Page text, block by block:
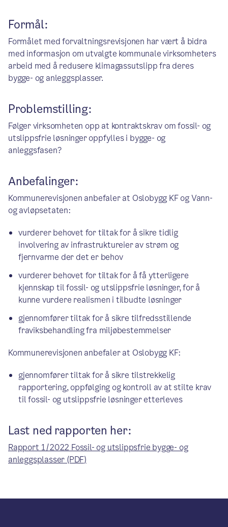
Formål:
Formålet med forvaltningsrevisjonen har vært å bidra
med informasjon om utvalgte kommunale virksomheters
arbeid med å redusere klimagassutslipp fra deres
bygge- og anleggsplasser.
Problemstilling:
Følger virksomheten opp at kontraktskrav om fossil- og
utslippsfrie løsninger oppfylles i bygge- og
anleggsfasen?
Anbefalinger:
Kommunerevisjonen anbefaler at Oslobygg KF og Vann-
og avløpsetaten:
vurderer behovet for tiltak for å sikre tidlig
involvering av infrastruktureier av strøm og
fjernvarme der det er behov
vurderer behovet for tiltak for å få ytterligere
kjennskap til fossil- og utslippsfrie løsninger, for å
kunne vurdere realismen i tilbudte løsninger
gjennomfører tiltak for å sikre tilfredsstillende
fraviksbehandling fra miljøbestemmelser
Kommunerevisjonen anbefaler at Oslobygg KF:
gjennomfører tiltak for å sikre tilstrekkelig
rapportering, oppfølging og kontroll av at stilte krav
til fossil- og utslippsfrie løsninger etterleves
Last ned rapporten her:
Rapport 1/2022 Fossil- og utslippsfrie bygge- og
anleggsplasser (PDF)